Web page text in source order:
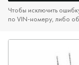
Чтобы исключить
по VIN‑номеру, либо